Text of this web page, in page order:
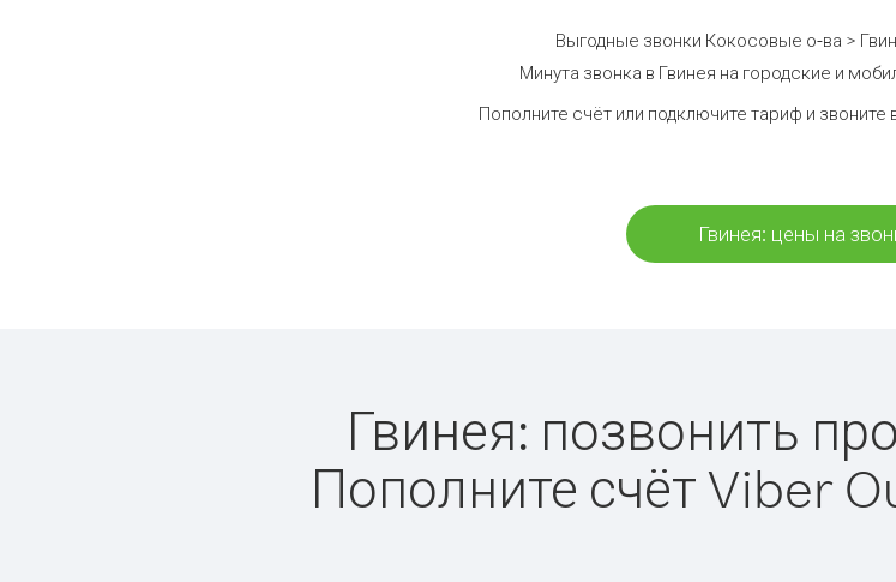
Выгодные звонки Кокосовые о-ва >
Минута звонка в Гвинея на городские и
Пополните счёт или подключите тариф и
Гвинея: цены на
Гвинея: позвонить
Пополните счёт Viber